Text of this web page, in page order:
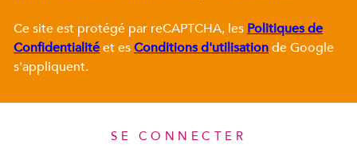
Ce site est protégé par reCAPTCHA, les Politiques de
Confidentialitéet esConditions d'utilisationde Google
s'appliquent.
SE CONNECTER